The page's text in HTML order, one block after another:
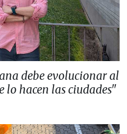
debe evolucionar al
lo hacen las ciudades"